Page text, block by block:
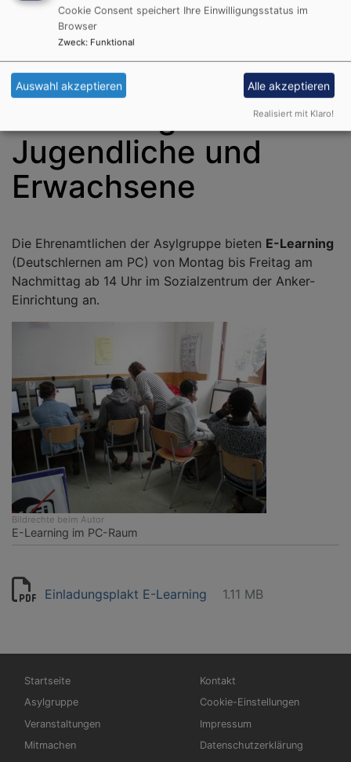
Startseite Mitmachen
Jugendliche und
Erwachsene
Die Ehrenamtlichen der Asylgruppe bieten E-Learning
(Deutschlernen am PC) von Montag bis Freitag am
Nachmittag ab 14 Uhr im Sozialzentrum der Anker-
Einrichtung an.
Bildrechte beim Autor
E-Learning im PC-Raum
Einladungsplakt E-Learning 1.11 MB
Hauptnavigation
Startseite
Asylgruppe
Veranstaltungen
Mitmachen
Fußbereichsmenü
Kontakt
Cookie-Einstellungen
Impressum
Datenschutzerklärung
Cookie Consent speichert Ihre Einwilligungsstatus im
Browser
Zweck: Funktional
Auswahl akzeptieren Alle akzeptieren
Realisiert mit Klaro!